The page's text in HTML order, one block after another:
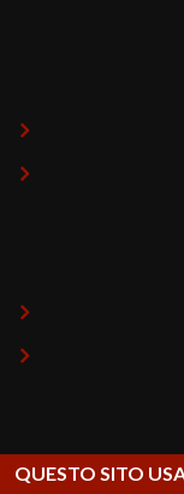
QUESTO SITO